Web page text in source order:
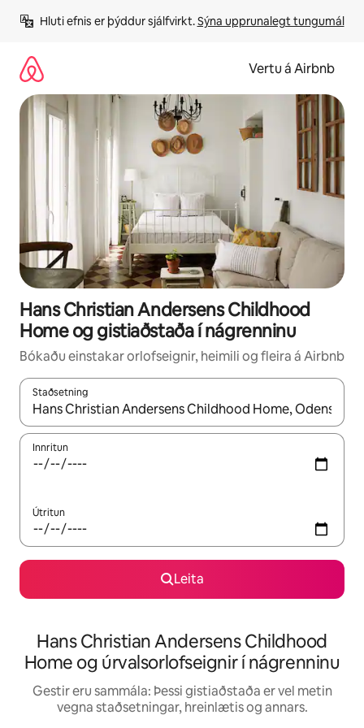
beint
Hluti efnis er þýddur sjálfvirkt. Sýna upprunalegt tungumál
Vertu á Airbnb
Hans Christian Andersens Childhood
Home og gistiaðstaða í nágrenninu
Bókaðu einstakar orlofseignir, heimili og fleira á Airbnb
Staðsetning
Þegar niðurstöður liggja fyrir skaltu nota upp og niður
Innritun
Útritun
Leita
Hans Christian Andersens Childhood
Home og úrvalsorlofseignir í nágrenninu
Gestir eru sammála: Þessi gistiaðstaða er vel metin
vegna staðsetningar, hreinlætis og annars.